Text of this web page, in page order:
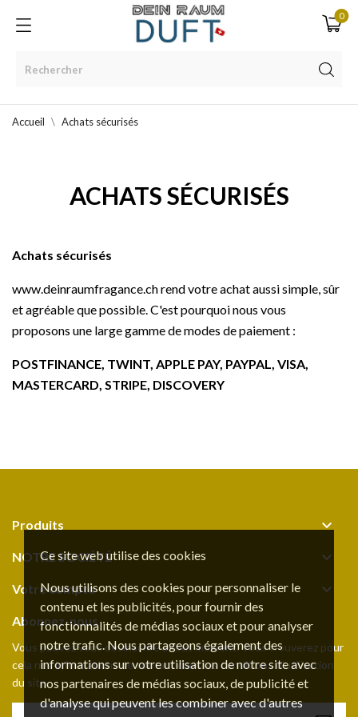
Ce site web utilise des cookies
Nous utilisons des cookies pour personnaliser le
contenu et les publicités, pour fournir des
fonctionnalités de médias sociaux et pour analyser
notre trafic. Nous partageons également des
informations sur votre utilisation de notre site avec
nos partenaires de médias sociaux, de publicité et
d'analyse qui peuvent les combiner avec d'autres
0
Accueil Achats sécurisés
ACHATS SÉCURISÉS
Achats sécurisés
www.deinraumfragance.ch rend votre achat aussi simple, sûr
et agréable que possible. C'est pourquoi nous vous
proposons une large gamme de modes de paiement :
POSTFINANCE, TWINT, APPLE PAY, PAYPAL, VISA,
MASTERCARD, STRIPE, DISCOVERY
Produits 
NOTRE SOCIÉTÉ 
Votre compte 
Abonnez-nous
Vous pouvez vous désinscrire à tout moment. Vous trouverez pour
cela nos informations de contact dans les conditions d'utilisation
du site.